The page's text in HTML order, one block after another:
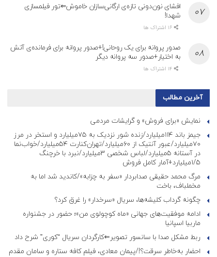
افشای نون‌دونی تازه‌ی ارگانی‌سازان خاموش⇐تور فیلمسازی
شهدا!
صدور پروانه برای یک روحانی!+صدور پروانه برای فرمانده‌ی آتش
به اختیار+صدور سه پروانه دیگر
آخرین مطالب
نمایش «برای فروش» و گرایشات مردمی
جیمز باند ۱۱۴میلیارد/زنده شور نزدیک به ۷۵میلیارد و استخر در مرز
۷۰میلیارد/عبور آنتیک از ۶۰میلیارد/تهران‌کنارت ۵۴میلیارد/خواب‌نما
در آستانه ۵میلیارد/لباس شخصی ۳میلیارد/نبرد با خرچنگ
۱/۵میلیارد+آمار کامل فروش
مرگ محمد حقیقی صدابردار «سفر به چزابه»/کاندید شد اما به
مخملباف، باخت
چگونه گرداب کلیشه‌ها، سریال «سرخدار» را غرق کرد؟
ادامه موفقیت‌های جهانی «ماه کوچولوی من»؛ حضور در جشنواره
ماربیا اسپانیا
ربط مشکل صدا با سانسور تصویر⇐کارگردان سریال “کوری” شرح داد
احضار به‌خاطر سرقت؟!/پیمان معادی، فیلم کافه ستاره و سامان مقدم